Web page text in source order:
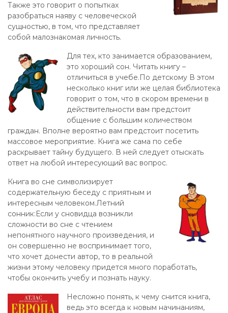
Также это говорит о попытках
разобраться наяву с человеческой
сущностью, в том, что представляет
собой малознакомая личность.
Для тех, кто занимается образованием,
это хороший сон. Читать книгу –
отличиться в учебе.По детскому В этом
несколько книг или же целая библиотека
говорит о том, что в скором времени в
действительности вам предстоит
общение с большим количеством
граждан. Вполне вероятно вам предстоит посетить
массовое мероприятие. Книга же сама по себе
раскрывает тайну будущего. В ней следует отыскать
ответ на любой интересующий вас вопрос.
Книга во сне символизирует
содержательную беседу с приятным и
интересным человеком.Летний
сонник:Если у сновидца возникли
сложности во сне с чтением
непонятного научного произведения, и
он совершенно не воспринимает того,
что хочет донести автор, то в реальной
жизни этому человеку придется много поработать,
чтобы окончить учебу и познать науку.
Несложно понять, к чему снится книга,
ведь это всегда к новым начинаниям,